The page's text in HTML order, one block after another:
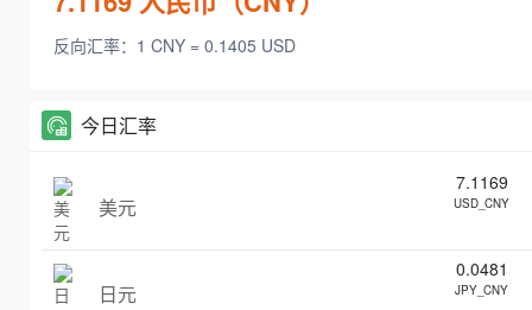
反向汇率：1 CNY = 0.1405 USD
今日汇率
美元
7.1169
USD_CNY
日元
0.0481
JPY_CNY